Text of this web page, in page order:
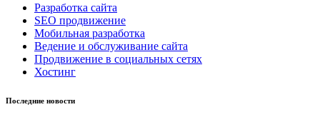
Разработка сайта
SEO продвижение
Мобильная разработка
Ведение и обслуживание сайта
Продвижение в социальных сетях
Хостинг
Последние новости